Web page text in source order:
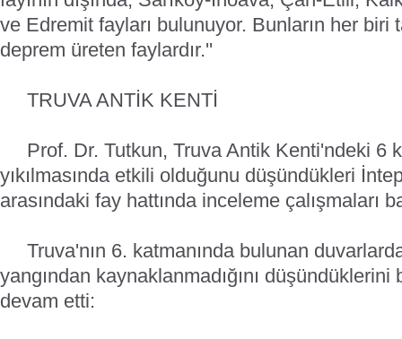
ve Edremit fayları bulunuyor. Bunların her biri
deprem üreten faylardır.''
TRUVA ANTİK KENTİ
Prof. Dr. Tutkun, Truva Antik Kenti'ndeki 6
yıkılmasında etkili olduğunu düşündükleri
arasındaki fay hattında inceleme çalışmaları
Truva'nın 6. katmanında bulunan
yangından kaynaklanmadığını
devam etti: